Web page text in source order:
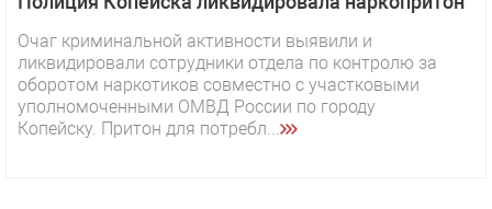
Очаг криминальной активности выявили и
ликвидировали сотрудники отдела по контролю за
оборотом наркотиков совместно с участковыми
уполномоченными ОМВД России по городу
Копейску. Притон для потребл...